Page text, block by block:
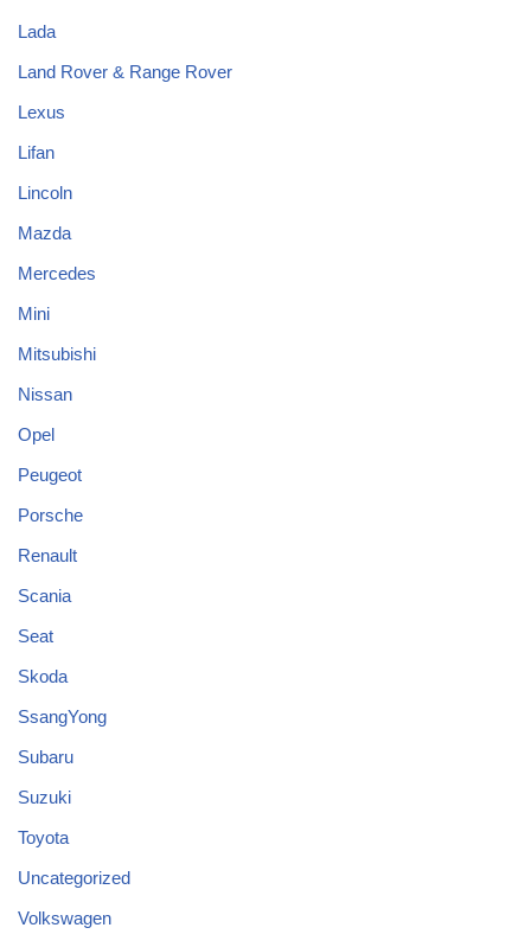
Lada
Land Rover & Range Rover
Lexus
Lifan
Lincoln
Mazda
Mercedes
Mini
Mitsubishi
Nissan
Opel
Peugeot
Porsche
Renault
Scania
Seat
Skoda
SsangYong
Subaru
Suzuki
Toyota
Uncategorized
Volkswagen